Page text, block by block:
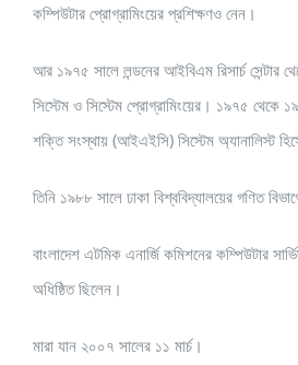
কম্পিউটার প্রোগ্রামিংয়ের প্রশিক্ষণও নেন।
আর ১৯৭৫ সালে লন্ডনের আইবিএম রিসার্চ সেন্টার
সিস্টেম ও সিস্টেম প্রোগ্রামিংয়ের। ১৯৭৫ থেকে
শক্তি সংস্থায় (আইএইসি) সিস্টেম অ্যানালিস্ট
তিনি ১৯৮৮ সালে ঢাকা বিশ্ববিদ্যালয়ের গণিত
বাংলাদেশ এটমিক এনার্জি কমিশনের কম্পিউটার
অধিষ্ঠিত ছিলেন।
মারা যান ২০০৭ সালের ১১ মার্চ।